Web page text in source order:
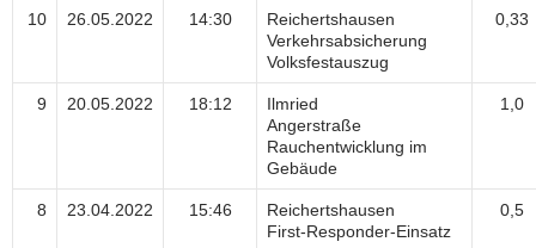
10 26.05.2022 14:30
Reichertshausen
Verkehrsabsicherung
Volksfestauszug
0,33
9 20.05.2022 18:12
Ilmried
Angerstraße
Rauchentwicklung im
Gebäude
1,0
8 23.04.2022 15:46
Reichertshausen
First-Responder-Einsatz
0,5